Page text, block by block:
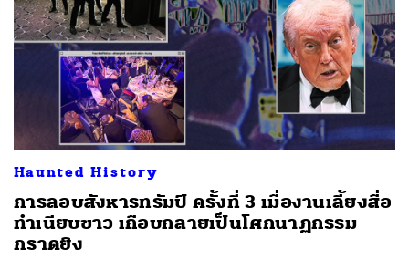
Haunted History
การลอบสังหารทรัมป์ ครั้งที่ 3 เมื่องานเลี้ยงสื่อ
ทำเนียบขาว เกือบกลายเป็นโศกนาฏกรรม
กราดยิง